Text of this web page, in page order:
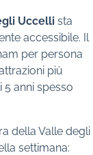
Uccelli sta
accessibile. Il
per persona
più
anni spesso
della Valle degli
settimana: